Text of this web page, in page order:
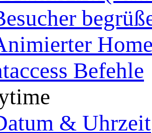
Befehle
& Uhrzeit